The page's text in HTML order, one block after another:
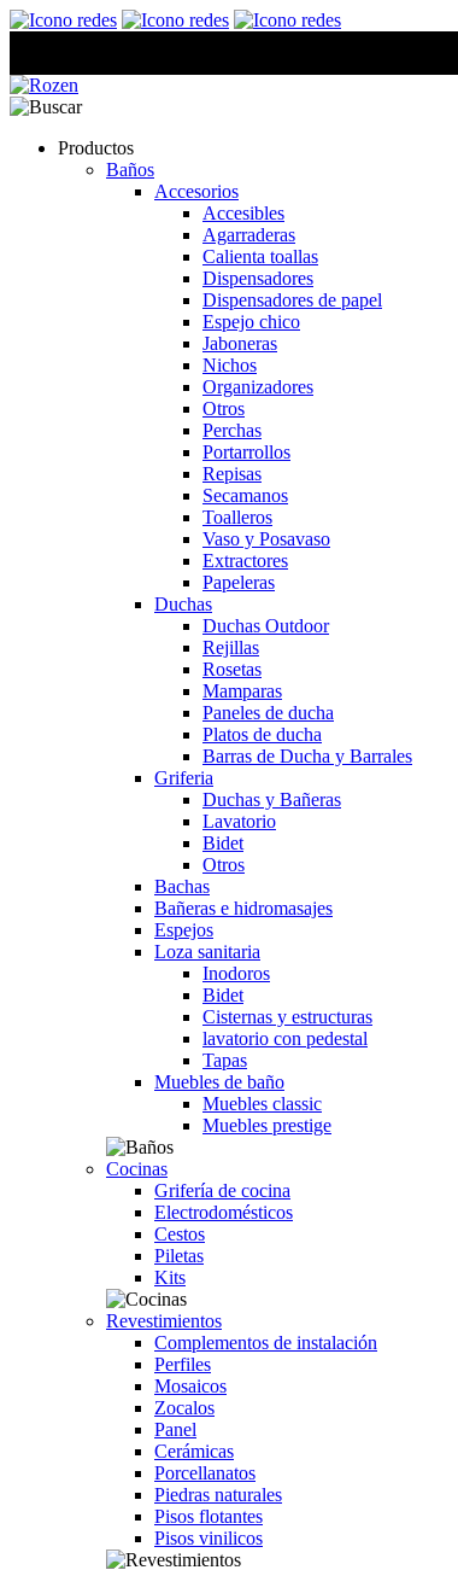
Productos
Baños
Accesorios
Accesibles
Agarraderas
Calienta toallas
Dispensadores
Dispensadores de papel
Espejo chico
Jaboneras
Nichos
Organizadores
Otros
Perchas
Portarrollos
Repisas
Secamanos
Toalleros
Vaso y Posavaso
Extractores
Papeleras
Duchas
Duchas Outdoor
Rejillas
Rosetas
Mamparas
Paneles de ducha
Platos de ducha
Barras de Ducha y Barrales
Griferia
Duchas y Bañeras
Lavatorio
Bidet
Otros
Bachas
Bañeras e hidromasajes
Espejos
Loza sanitaria
Inodoros
Bidet
Cisternas y estructuras
lavatorio con pedestal
Tapas
Muebles de baño
Muebles classic
Muebles prestige
Cocinas
Grifería de cocina
Electrodomésticos
Cestos
Piletas
Kits
Revestimientos
Complementos de instalación
Perfiles
Mosaicos
Zocalos
Panel
Cerámicas
Porcellanatos
Piedras naturales
Pisos flotantes
Pisos vinilicos